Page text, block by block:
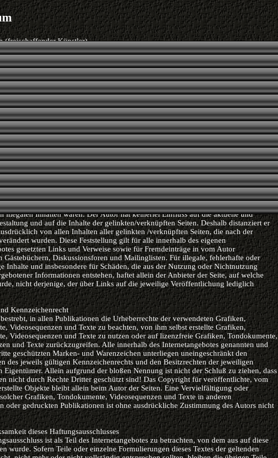
(freischaffender Künstler)
keinerlei Gewähr für die Aktualität, Korrektheit, Vollständigkeit oder Qualität
Informationen. Haftungsansprüche gegen den Autor, welche sich auf Schäden
ideeller Art beziehen, die durch die Nutzung oder Nichtnutzung der dargebotenen
bzw. durch die Nutzung fehlerhafter und unvollständiger Informationen verursacht
ausgeschlossen, sofern seitens des Autors kein nachweislich
grob fahrlässiges Verschulden vorliegt. Alle Angebote sind freibleibend und
Der Autor behält es sich ausdrücklich vor, Teile der Seiten oder das gesamte Angebot
Ankündigung zu verändern, zu ergänzen, zu löschen oder die Veröffentlichung
endgültig einzustellen.
Links
indirekten Verweisen auf fremde Internetseiten ("Links"), die außerhalb des
des Autors liegen, würde eine Haftungsverpflichtung ausschließlich in
treten, in dem der Autor von den Inhalten Kenntnis hat und es ihm technisch
wäre, die Nutzung im Falle rechtswidriger Inhalte zu verhindern. Der Autor
dass zum Zeitpunkt der Linksetzung die entsprechenden verlinkten
illegalen Inhalten waren. Der Autor hat keinerlei Einfluss auf die aktuelle und
und auf die Inhalte der gelinkten/verknüpften Seiten. Deshalb distanziert er
von allen Inhalten aller gelinkten /verknüpften Seiten, die nach der
wurden. Diese Feststellung gilt für alle innerhalb des eigenen
gesetzten Links und Verweise sowie für Fremdeinträge in vom Autor
Gästebüchern, Diskussionsforen und Mailinglisten. Für illegale, fehlerhafte oder
Inhalte und insbesondere für Schäden, die aus der Nutzung oder Nichtnutzung
Informationen entstehen, haftet allein der Anbieter der Seite, auf welche
nicht derjenige, der über Links auf die jeweilige Veröffentlichung lediglich
Kennzeichenrecht
in allen Publikationen die Urheberrechte der verwendeten Grafiken,
Videosequenzen und Texte zu beachten, von ihm selbst erstellte Grafiken,
Videosequenzen und Texte zu nutzen oder auf lizenzfreie Grafiken, Tondokumente,
und Texte zurückzugreifen. Alle innerhalb des Internetangebotes genannten und
geschützten Marken- und Warenzeichen unterliegen uneingeschränkt den
des jeweils gültigen Kennzeichenrechts und den Besitzrechten der jeweiligen
Eigentümer. Allein aufgrund der bloßen Nennung ist nicht der Schluß zu ziehen, dass
nicht durch Rechte Dritter geschützt sind! Das Copyright für veröffentlichte, vom
Objekte bleibt allein beim Autor der Seiten. Eine Vervielfältigung oder
Grafiken, Tondokumente, Videosequenzen und Texte in anderen
oder gedruckten Publikationen ist ohne ausdrückliche Zustimmung des Autors nicht
dieses Haftungsausschlusses
ist als Teil des Internetangebotes zu betrachten, von dem aus auf diese
wurde. Sofern Teile oder einzelne Formulierungen dieses Textes der geltenden